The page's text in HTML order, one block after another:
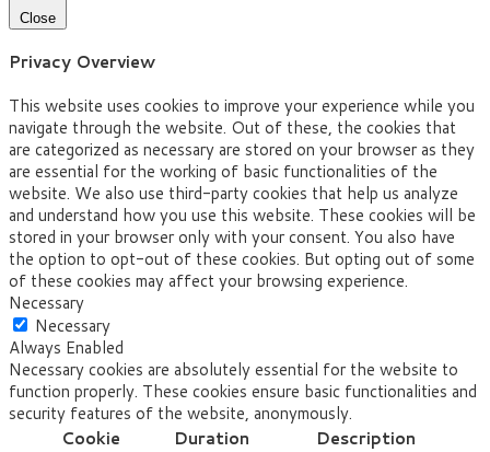
Close
Privacy Overview
This website uses cookies to improve your experience while you
navigate through the website. Out of these, the cookies that
are categorized as necessary are stored on your browser as they
are essential for the working of basic functionalities of the
website. We also use third-party cookies that help us analyze
and understand how you use this website. These cookies will be
stored in your browser only with your consent. You also have
the option to opt-out of these cookies. But opting out of some
of these cookies may affect your browsing experience.
Necessary
Necessary
Always Enabled
Necessary cookies are absolutely essential for the website to
function properly. These cookies ensure basic functionalities and
security features of the website, anonymously.
Cookie
Duration Description